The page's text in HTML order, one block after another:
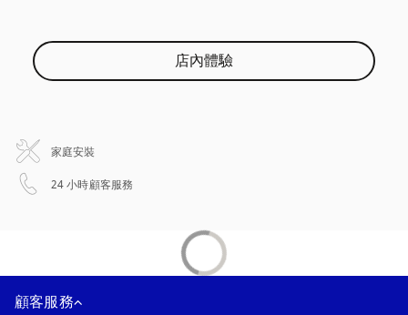
店內體驗
家庭安裝
24 小時顧客服務
顧客服務